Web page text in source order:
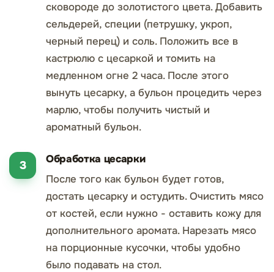
сковороде до золотистого цвета. Добавить
сельдерей, специи (петрушку, укроп,
черный перец) и соль. Положить все в
кастрюлю с цесаркой и томить на
медленном огне 2 часа. После этого
вынуть цесарку, а бульон процедить через
марлю, чтобы получить чистый и
ароматный бульон.
Обработка цесарки
После того как бульон будет готов,
достать цесарку и остудить. Очистить мясо
от костей, если нужно - оставить кожу для
дополнительного аромата. Нарезать мясо
на порционные кусочки, чтобы удобно
было подавать на стол.